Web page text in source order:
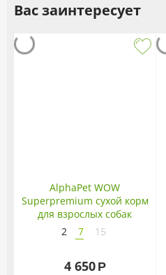
Вас заинтересует
AlphaPet WOW
Superpremium сухой корм
для взрослых собак
средних пород с
говядиной и сердцем
2 7 15
4 650 Р